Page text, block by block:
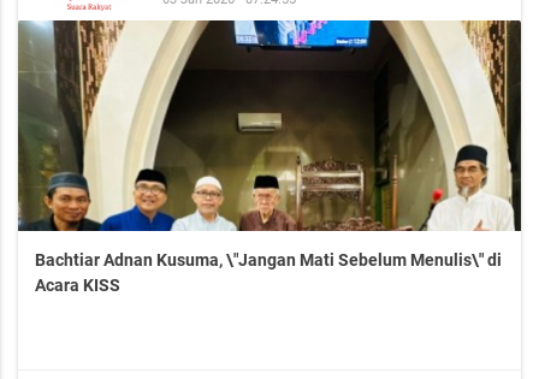
Bachtiar Adnan Kusuma, \"Jangan Mati Sebelum Menulis\" di
Acara KISS